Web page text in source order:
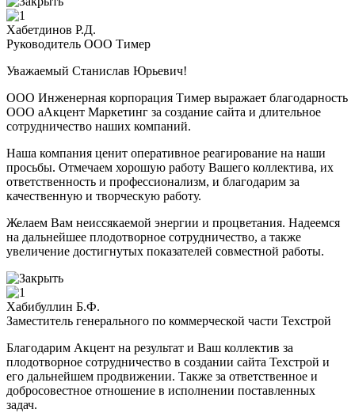
Хабетдинов Р.Д.
Руководитель ООО Тимер
Уважаемый Станислав Юрьевич!
ООО Инженерная корпорация Тимер выражает благодарность
ООО аАкцент Маркетинг за создание сайта и длительное
сотрудничество наших компаний.
Наша компания ценит оперативное реагирование на наши
просьбы. Отмечаем хорошую работу Вашего коллектива, их
ответственность и профессионализм, и благодарим за
качественную и творческую работу.
Желаем Вам неиссякаемой энергии и процветания. Надеемся
на дальнейшее плодотворное сотрудничество, а также
увеличение достигнутых показателей совместной работы.
Хабибуллин Б.Ф.
Заместитель генерального по коммерческой части Техстрой
Благодарим Акцент на результат и Ваш коллектив за
плодотворное сотрудничество в создании сайта Техстрой и
его дальнейшем продвижении. Также за ответственное и
добросовестное отношение в исполнении поставленных
задач.